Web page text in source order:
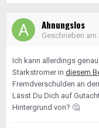
Ahnungslos
Geschrieben am
Ich kann allerdings
Starkstromer in diesem
Fremdverschulden an
Lässt Du Dich auf
Hintergrund von? 🤔